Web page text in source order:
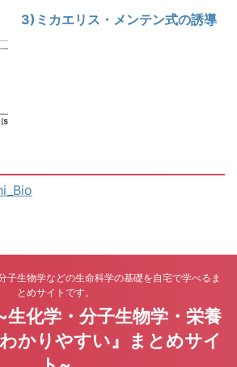
3)ミカエリス・メンテン式の誘導
子生物学などの生命科学の基礎を自宅で学べるま
とめサイトです。
化学・分子生物学・栄養
かりやすい』まとめサイ